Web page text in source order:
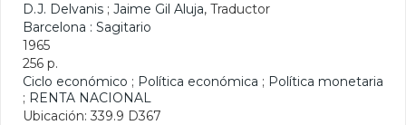
D.J. Delvanis ; Jaime Gil Aluja, Traductor
Barcelona : Sagitario
1965
256 p.
Ciclo económico ; Política económica ; Política monetaria
; RENTA NACIONAL
Ubicación: 339.9 D367